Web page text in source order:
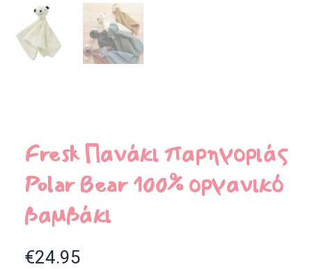
Fresk Πανάκι παρηγοριάς
Polar Bear 100% οργανικό
βαμβάκι
€24.95